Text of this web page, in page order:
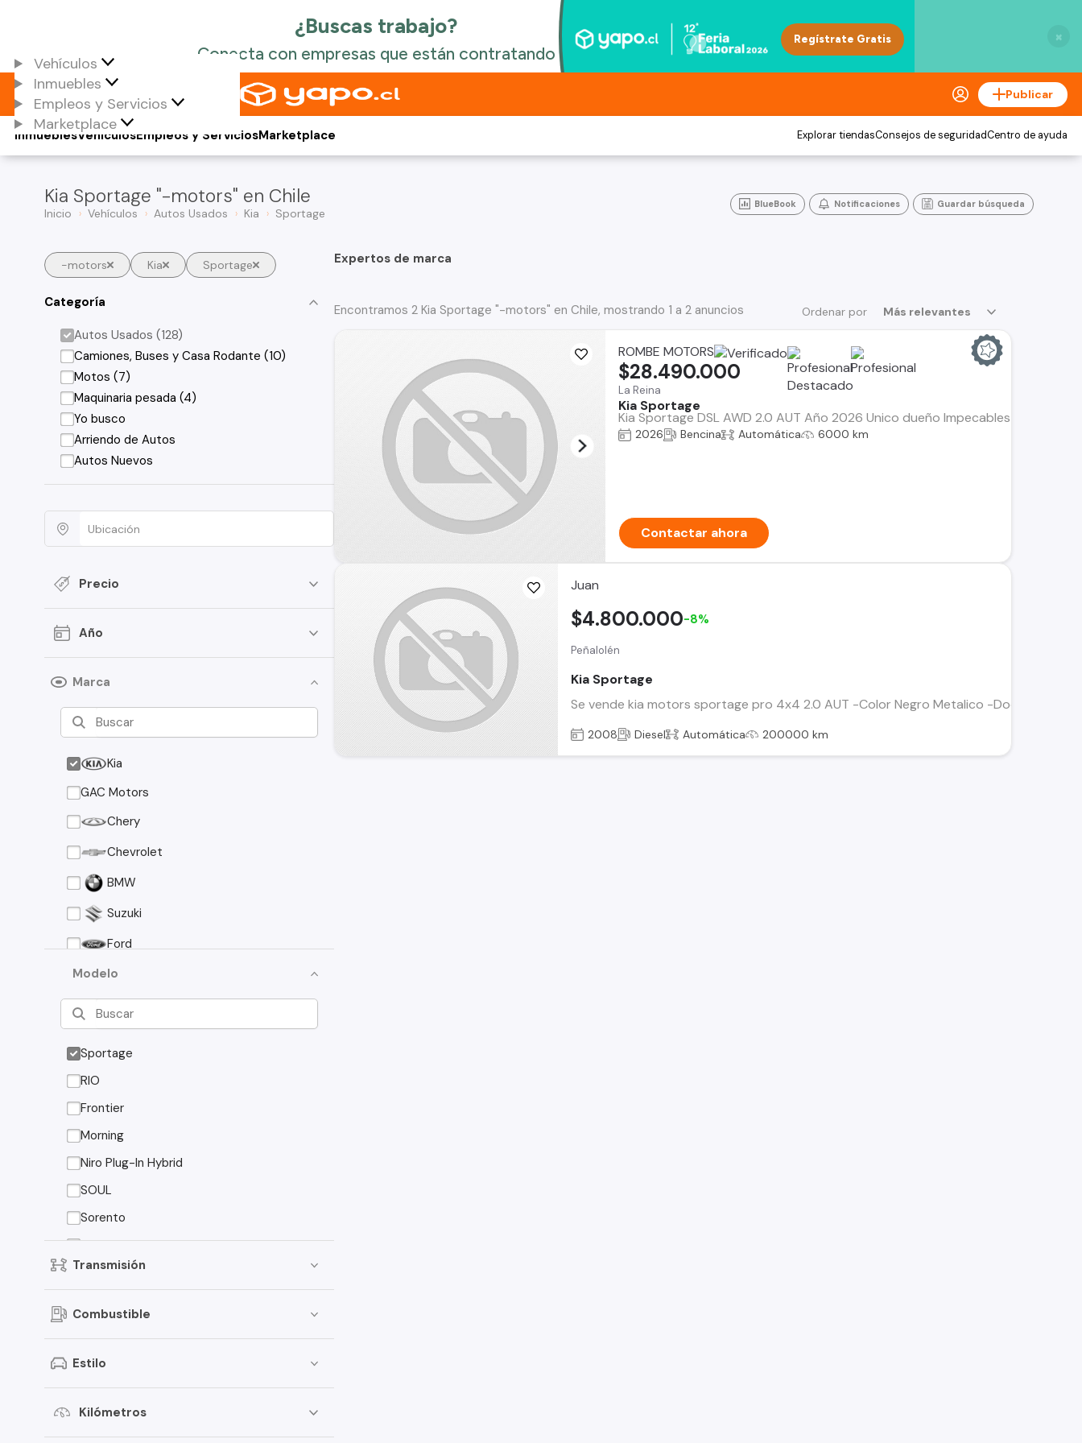
×
Vehículos
Inmuebles
Empleos y Servicios
Marketplace
Publicar
Vehículos
Inmuebles Empleos y ServiciosMarketplace Explorar tiendasConsejos de seguridadCentro de ayuda
Kia Sportage "-motors" en Chile
Inicio Vehículos Autos Usados Kia Sportage
BlueBook Notificaciones Guardar búsqueda
-motors Kia Sportage
Categoría
Autos Usados (128)
Camiones, Buses y Casa Rodante (10)
Motos (7)
Maquinaria pesada (4)
Yo busco
Arriendo de Autos
Autos Nuevos
Precio
Año
Marca
Kia
GAC Motors
Chery
Chevrolet
BMW
Suzuki
Ford
Asia Motors
Mazda
Volkswagen
Nissan
Foton
Jeep
Mitsubishi
Audi
Haval
Honda
Modelo
Sportage
RIO
Frontier
Morning
Niro Plug-In Hybrid
SOUL
Sorento
Sorento EX
Transmisión
Combustible
Estilo
Kilómetros
Expertos de marca
Ordenar por Más relevantes
Encontramos 2 Kia Sportage "-motors" en Chile, mostrando 1 a 2 anuncios
ROMBE MOTORS
La Reina
Kia Sportage
Kia Sportage DSL AWD 2.0 AUT Año 2026 Unico dueño Impecables
$28.490.000
2026 Bencina Automática 6000 km
Contactar ahora
Juan
Peñalolén
Kia Sportage
Se vende kia motors sportage pro 4x4 2.0 AUT -Color Negro Metalico -
$4.800.000-8%
2008 Diesel Automática 200000 km